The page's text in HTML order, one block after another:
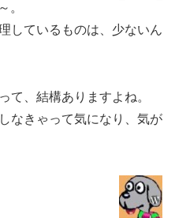
。
しているものは、少ないん
て、結構ありますよね。
なきゃって気になり、気が